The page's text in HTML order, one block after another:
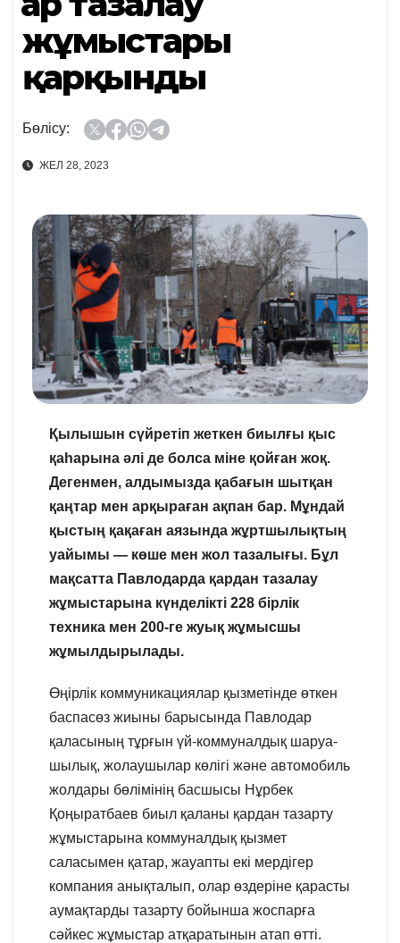
жұмыстары
қарқынды
Бөлісу:
ЖЕЛ 28, 2023
Қылышын сүйретіп жеткен биылғы қыс
қаһарына әлі де болса міне қойған жоқ.
Дегенмен, алдымызда қабағын шытқан
қаңтар мен арқыраған ақпан бар. Мұндай
қыстың қақаған аязында жұртшылықтың
уайымы — көше мен жол тазалығы. Бұл
мақсатта Павлодарда қардан тазалау
жұмыстарына күнделікті 228 бірлік
техника мен 200-ге жуық жұмысшы
жұмылдырылады.
Өңірлік коммуникациялар қызметінде өткен
баспасөз жиыны барысында Павлодар
қаласының тұрғын үй-коммуналдық шаруа-
шылық, жолаушылар көлігі және автомобиль
жолдары бөлімінің басшысы Нұрбек
Қоңыратбаев биыл қаланы қардан тазарту
жұмыстарына коммуналдық қызмет
саласымен қатар, жауапты екі мердігер
компания анықталып, олар өздеріне қарасты
аумақтарды тазарту бойынша жоспарға
сәйкес жұмыстар атқаратынын атап өтті.